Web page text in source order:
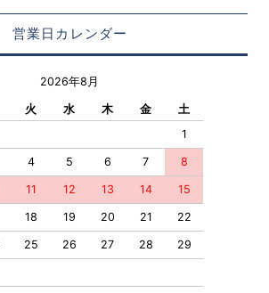
営業日カレンダー
2026年8月
火 水 木 金
土
1
4 5 6 7 8
11 12 13 14 15
18 19 20 21 22
25 26 27 28 29